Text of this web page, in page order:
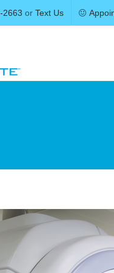
2663 or Text Us